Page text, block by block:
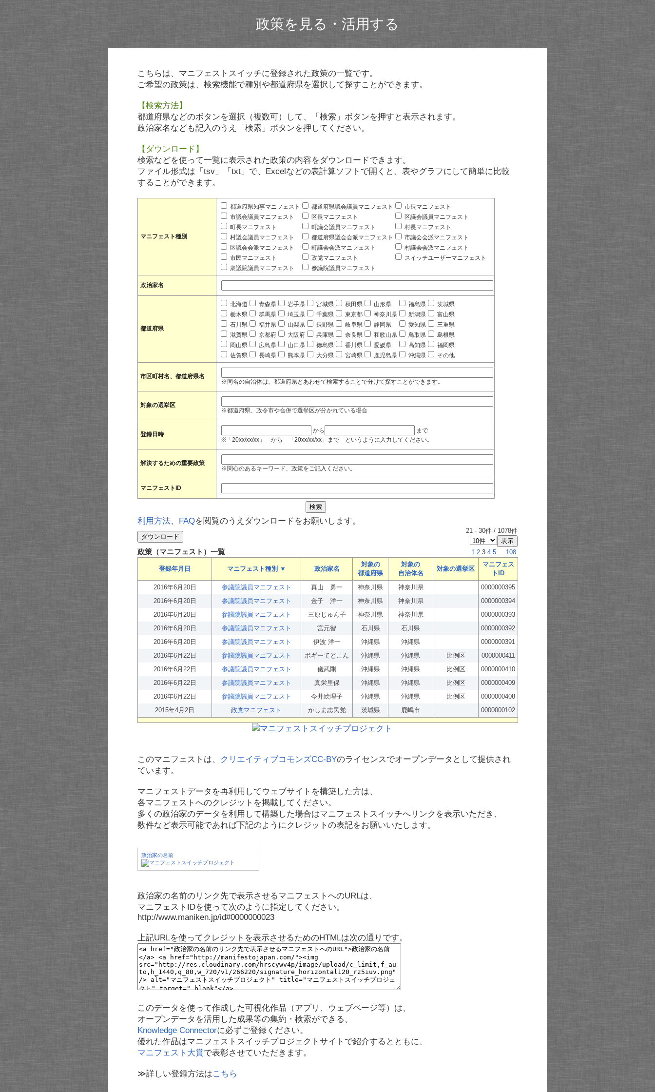
政策を見る・活用する
こちらは、マニフェストスイッチに登録された政策の一覧です。
ご希望の政策は、検索機能で種別や都道府県を選択して探すことができます。
【検索方法】
都道府県などのボタンを選択（複数可）して、「検索」ボタンを押すと表示されます。
政治家名なども記入のうえ「検索」ボタンを押してください。
【ダウンロード】
検索などを使って一覧に表示された政策の内容をダウンロードできます。
ファイル形式は「tsv」「txt」で、Excelなどの表計算ソフトで開くと、表やグラフにして簡単に比較
することができます。
マニフェスト種別
都道府県知事マニフェスト 都道府県議会議員マニフェスト
市長マニフェスト
市議会議員マニフェスト
区長マニフェスト
区議会議員マニフェスト
町長マニフェスト
町議会議員マニフェスト
村長マニフェスト
村議会議員マニフェスト
都道府県議会会派マニフェスト
市議会会派マニフェスト
区議会会派マニフェスト
町議会会派マニフェスト
村議会会派マニフェスト
市民マニフェスト
政党マニフェスト
スイッチユーザーマニフェスト
衆議院議員マニフェスト
参議院議員マニフェスト
政治家名
都道府県
北海道 青森県 岩手県 宮城県 秋田県 山形県 福島県
茨城県
栃木県
群馬県 埼玉県 千葉県 東京都 神奈川県 新潟県
富山県
石川県
福井県 山梨県 長野県 岐阜県 静岡県 愛知県
三重県
滋賀県
京都府 大阪府 兵庫県 奈良県 和歌山県 鳥取県
島根県
岡山県
広島県 山口県 徳島県 香川県 愛媛県 高知県
福岡県
佐賀県
長崎県 熊本県 大分県 宮崎県 鹿児島県 沖縄県 その他
市区町村名、都道府県名
※同名の自治体は、都道府県とあわせて検索することで分けて探すことができます。
対象の選挙区
※都道府県、政令市や合併で選挙区が分かれている場合
登録日時
から
まで
※「20xx/xx/xx」 から 「20xx/xx/xx」まで というように入力してください。
解決するための重要政策
※関心のあるキーワード、政策をご記入ください。
マニフェストID
利用方法、 FAQを閲覧のうえダウンロードをお願いします。
21 - 30件 / 1078件
政策（マニフェスト）一覧 1 2 3 4 5 ... 108
登録年月日 マニフェスト種別 ▼ 政治家名
対象の
都道府県
対象の
自治体名
対象の選挙区
マニフェス
トID
2016年6月20日
参議院議員マニフェスト 真山 勇一 神奈川県 神奈川県
0000000395
2016年6月20日
参議院議員マニフェスト 金子 洋一 神奈川県 神奈川県
0000000394
2016年6月20日
参議院議員マニフェスト 三原じゅん子 神奈川県 神奈川県
0000000393
2016年6月20日
参議院議員マニフェスト 宮元智 石川県 石川県
0000000392
2016年6月20日
参議院議員マニフェスト 伊波 洋一 沖縄県 沖縄県
0000000391
2016年6月22日
参議院議員マニフェスト ボギーてどこん 沖縄県 沖縄県 比例区
0000000411
2016年6月22日
参議院議員マニフェスト 儀武剛 沖縄県 沖縄県 比例区
0000000410
2016年6月22日
参議院議員マニフェスト 真栄里保 沖縄県 沖縄県 比例区
0000000409
2016年6月22日
参議院議員マニフェスト 今井絵理子 沖縄県 沖縄県 比例区
0000000408
2015年4月2日
政党マニフェスト かしま志民党 茨城県 鹿嶋市 0000000102
このマニフェストは、 クリエイティブコモンズCC-BYのライセンスでオープンデータとして提供され
ています。
マニフェストデータを再利用してウェブサイトを構築した方は、
各マニフェストへのクレジットを掲載してください。
多くの政治家のデータを利用して構築した場合はマニフェストスイッチへリンクを表示いただき、
数件など表示可能であれば下記のようにクレジットの表記をお願いいたします。
政治家の名前
政治家の名前のリンク先で表示させるマニフェストへのURLは、
マニフェストIDを使って次のように指定してください。
http://www.maniken.jp/id#0000000023
上記URLを使ってクレジットを表示させるためのHTMLは次の通りです。
このデータを使って作成した可視化作品（アプリ、ウェブページ等）は、
オープンデータを活用した成果等の集約・検索ができる、
Knowledge Connectorに必ずご登録ください。
優れた作品はマニフェストスイッチプロジェクトサイトで紹介するとともに、
マニフェスト大賞で表彰させていただきます。
≫詳しい登録方法はこちら